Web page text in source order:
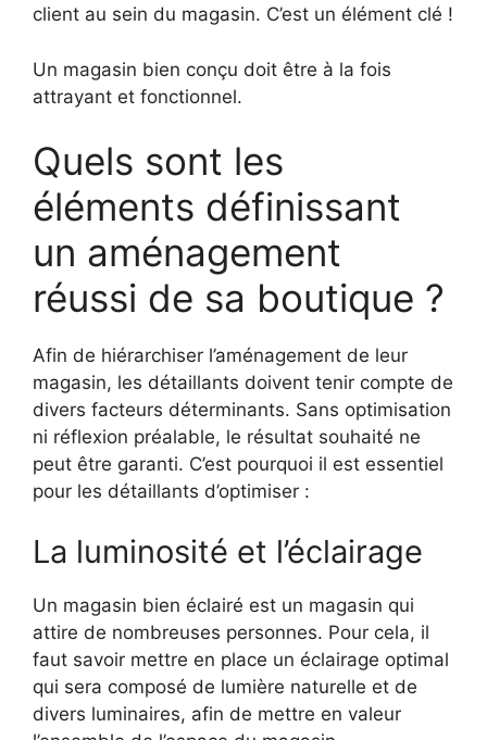
client au sein du magasin. C’est un élément clé !
Un magasin bien conçu doit être à la fois
attrayant et fonctionnel.
Quels sont les
éléments définissant
un aménagement
réussi de sa boutique ?
Afin de hiérarchiser l’aménagement de leur
magasin, les détaillants doivent tenir compte de
divers facteurs déterminants. Sans optimisation
ni réflexion préalable, le résultat souhaité ne
peut être garanti. C’est pourquoi il est essentiel
pour les détaillants d’optimiser :
La luminosité et l’éclairage
Un magasin bien éclairé est un magasin qui
attire de nombreuses personnes. Pour cela, il
faut savoir mettre en place un éclairage optimal
qui sera composé de lumière naturelle et de
divers luminaires, afin de mettre en valeur